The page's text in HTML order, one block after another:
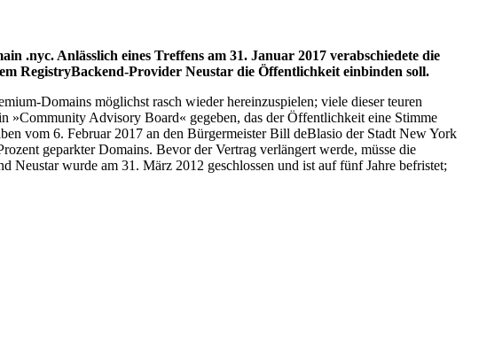
.nyc. Anlässlich eines Treffens am 31. Januar 2017 verabschiedete die
RegistryBackend-Provider Neustar die Öffentlichkeit einbinden soll.
Domains möglichst rasch wieder hereinzuspielen; viele dieser teuren
»Community Advisory Board« gegeben, das der Öffentlichkeit eine Stimme
vom 6. Februar 2017 an den Bürgermeister Bill deBlasio der Stadt New York
geparkter Domains. Bevor der Vertrag verlängert werde, müsse die
wurde am 31. März 2012 geschlossen und ist auf fünf Jahre befristet;